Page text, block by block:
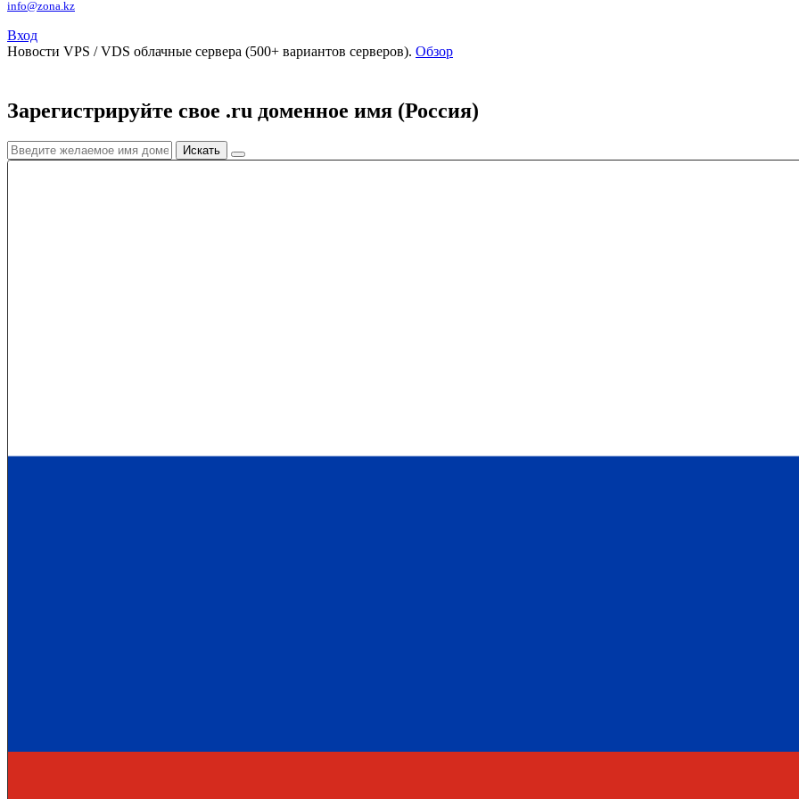
info@zona.kz
Вход
Новости VPS / VDS облачные сервера (500+ вариантов серверов). Обзор
Зарегистрируйте свое .ru доменное имя (Россия)